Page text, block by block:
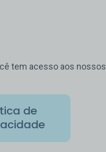
tem acesso aos nossos
de